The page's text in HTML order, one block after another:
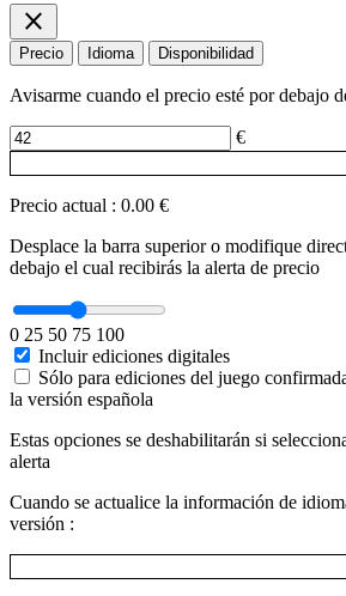
close
Precio Idioma Disponibilidad
Avisarme cuando el precio esté por debajo
€
Precio actual : 0.00 €
Desplace la barra superior o modifique
debajo el cual recibirás la alerta de precio
0 25 50 75 100
Incluir ediciones digitales
Sólo para ediciones del juego
la versión española
Estas opciones se deshabilitarán si
alerta
Cuando se actualice la información de
versión :